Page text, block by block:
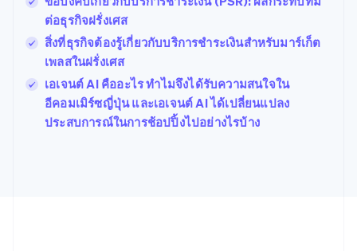
ต่อธุรกิจฝรั่งเศส
สิ่งที่ธุรกิจต้องรู้เกี่ยวกับบริการชำระเงินสำหรับมาร์เก็ต
เพลสในฝรั่งเศส
เอเจนต์ AI คืออะไร ทำไมจึงได้รับความสนใจใน
อีคอมเมิร์ซญี่ปุ่น และเอเจนต์ AI ได้เปลี่ยนแปลง
ประสบการณ์ในการช้อปปิ้งไปอย่างไรบ้าง
English
ฝรั่งเศส
FrançaisEnglish
ฟินแลนด์
EnglishSvenska
มอลตา
English
มาเลเซีย